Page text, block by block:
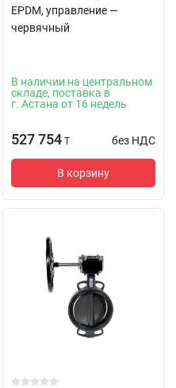
EPDM, управление —
червячный
В наличии на центральном
складе, поставка в
г. Астана от 16 недель
527 754 T без НДС
В корзину